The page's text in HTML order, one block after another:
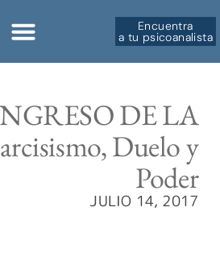
Encuentra
a tu psicoanalista
DE LA
Duelo y
Poder
JULIO 14, 2017